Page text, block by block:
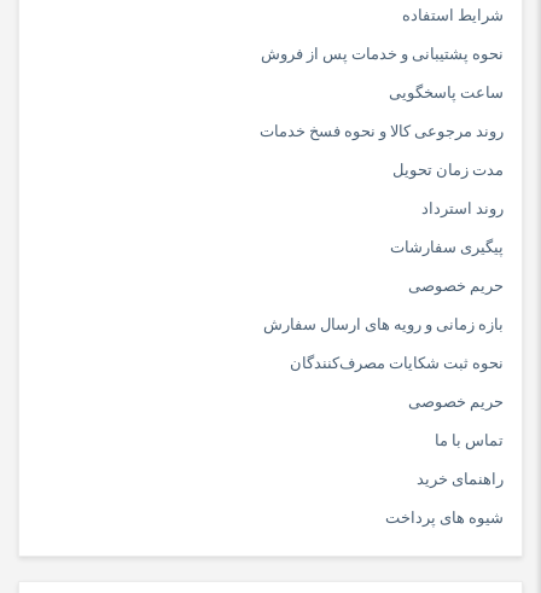
شرایط استفاده
نحوه پشتیبانی و خدمات پس از فروش
ساعت پاسخگویی
روند مرجوعی کالا و نحوه فسخ خدمات
مدت زمان تحویل
روند استرداد
پیگیری سفارشات
حریم خصوصی
بازه زمانی و رویه های ارسال سفارش
نحوه ثبت شکایات مصرف‌کنندگان
حریم خصوصی
تماس با ما
راهنمای خرید
شیوه های پرداخت
دارد
وزن هر ستلایت (تکه)
مشخصات دیگر
اقلام همراه بلندگو
میکروفن – بند دوشی -دفترچه راهنما
میکروفن بیسیم ارائه شده با محصول
رقص نور هماهنگ با موزیک در پنل جلو
امکان اتصال ۲ اسپیکر به هم به صورت بیسیم